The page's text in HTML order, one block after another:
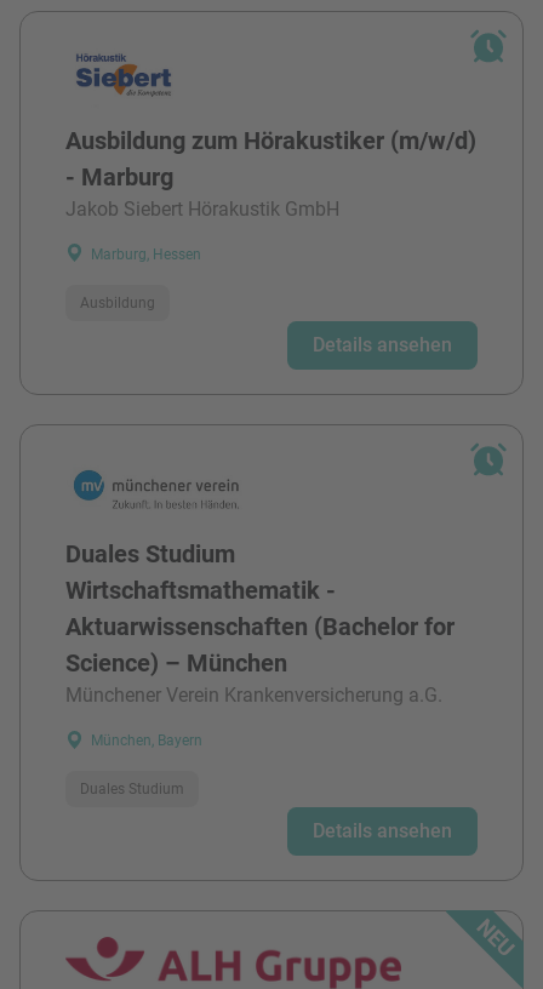
Ausbildung zum Hörakustiker (m/w/d)
- Marburg
Jakob Siebert Hörakustik GmbH
Marburg, Hessen
Ausbildung
Details ansehen
Duales Studium
Wirtschaftsmathematik -
Aktuarwissenschaften (Bachelor for
Science) – München
Münchener Verein Krankenversicherung a.G.
München, Bayern
Duales Studium
Details ansehen